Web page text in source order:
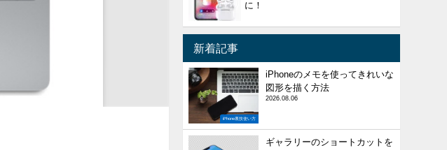
に！
新着記事
iPhone裏技使い方
iPhoneのメモを使ってきれいな
図形を描く方法
2026.08.06
ギャラリーのショートカットを